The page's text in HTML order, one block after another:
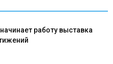
работу выставка